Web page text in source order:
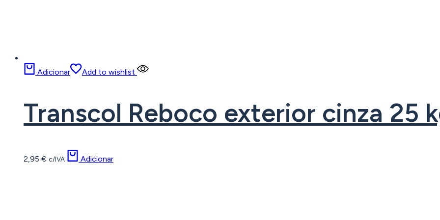
Adicionar Add to wishlist
Transcol Reboco exterior cinza 25
2,95 € c/IVA Adicionar